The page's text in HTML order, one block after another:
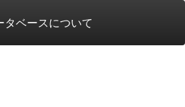
タベースについて